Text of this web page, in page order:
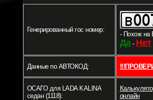
Генерированный гос номер:
- Похож на
Да- Нет
Данные по АВТОКОД:
ОСАГО для LADA KALINA
седан (1118):
онлайн